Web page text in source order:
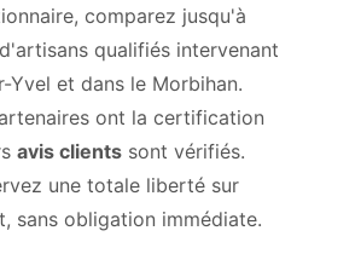
comparez jusqu'à
qualifiés intervenant
Yvel et dans le Morbihan.
ont la certification
avis clients sont vérifiés.
une totale liberté sur
sans obligation immédiate.